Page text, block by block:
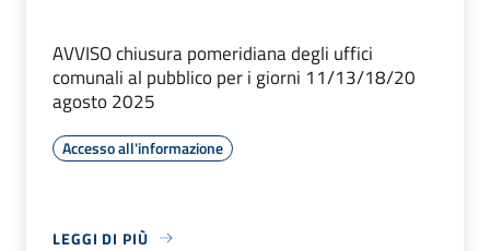
AVVISO chiusura pomeridiana degli uffici
comunali al pubblico per i giorni 11/13/18/20
agosto 2025
Accesso all'informazione
LEGGI DI PIÙ